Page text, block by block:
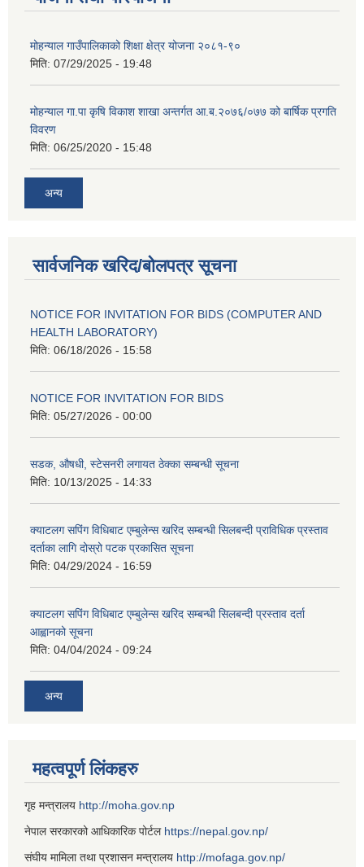
मोहन्याल गाउँपालिकाको शिक्षा क्षेत्र योजना २०८१-९०
मिति: 07/29/2025 - 19:48
मोहन्याल गा.पा कृषि विकाश शाखा अन्तर्गत आ.ब.२०७६/०७७ को बार्षिक प्रगति
विवरण
मिति: 06/25/2020 - 15:48
अन्य
सार्वजनिक खरिद/बोलपत्र सूचना
NOTICE FOR INVITATION FOR BIDS (COMPUTER AND
HEALTH LABORATORY)
मिति: 06/18/2026 - 15:58
NOTICE FOR INVITATION FOR BIDS
मिति: 05/27/2026 - 00:00
सडक, औषधी, स्टेसनरी लगायत ठेक्का सम्बन्धी सूचना
मिति: 10/13/2025 - 14:33
क्याटलग सपिंग विधिबाट एम्बुलेन्स खरिद सम्बन्धी सिलबन्दी प्राविधिक प्रस्ताव
दर्ताका लागि दोस्रो पटक प्रकासित सूचना
मिति: 04/29/2024 - 16:59
क्याटलग सपिंग विधिबाट एम्बुलेन्स खरिद सम्बन्धी सिलबन्दी प्रस्ताव दर्ता
आह्वानको सूचना
मिति: 04/04/2024 - 09:24
अन्य
महत्वपूर्ण लिंकहरु
गृह मन्त्रालय http://moha.gov.np
नेपाल सरकारको आधिकारिक पोर्टल https://nepal.gov.np/
संघीय मामिला तथा प्रशासन मन्त्रालय http://mofaga.gov.np/